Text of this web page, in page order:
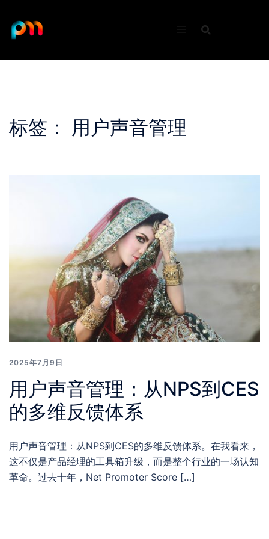
content
标签： 用户声音管理
2025年7月9日
用户声音管理：从NPS到CES
的多维反馈体系
用户声音管理：从NPS到CES的多维反馈体系。在我看来，
这不仅是产品经理的工具箱升级，而是整个行业的一场认知
革命。过去十年，Net Promoter Score […]